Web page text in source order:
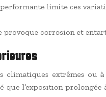
limite ces
provoque corrosion et
climatiques extrêmes
que l’exposition